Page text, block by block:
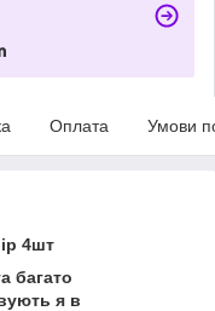
Оплата Умови
4шт
багато
я в